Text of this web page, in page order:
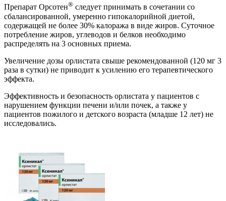
Препарат Орсотен® следует принимать в сочетании со
сбалансированной, умеренно гипокалорийной диетой,
содержащей не более 30% калоража в виде жиров. Суточное
потребление жиров, углеводов и белков необходимо
распределять на 3 основных приема.
Увеличение дозы орлистата свыше рекомендованной (120 мг 3
раза в сутки) не приводит к усилению его терапевтического
эффекта.
Эффективность и безопасность орлистата у пациентов с
нарушением функции печени и/или почек, а также у
пациентов пожилого и детского возраста (младше 12 лет) не
исследовались.